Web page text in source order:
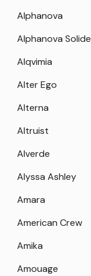
Alphanova
Alphanova Solide
Alqvimia
Alter Ego
Alterna
Altruist
Alverde
Alyssa Ashley
Amara
American Crew
Amika
Amouage